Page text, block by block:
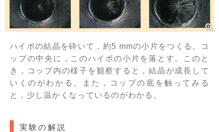
ハイポの結晶を砕いて，約5 mmの小片をつくる。コ
ップの中央に，このハイポの小片を落とす。このと
き，コップ内の様子を観察すると，結晶が成長して
いくのがわかる。また，コップの底を触ってみる
と，少し温かくなっているのがわかる。
実験の解説